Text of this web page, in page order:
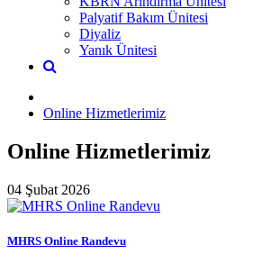
Palyatif Bakım Ünitesi
Diyaliz
Yanık Ünitesi
Online Hizmetlerimiz
Online Hizmetlerimiz
04 Şubat 2026
MHRS Online Randevu